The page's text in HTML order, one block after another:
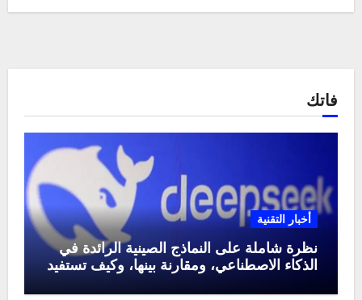
فاتك
أخبار التقنية
نظرة شاملة على النماذج الصينية الرائدة في
الذكاء الاصطناعي، ومقارنة بينها، وكيف تستفيد